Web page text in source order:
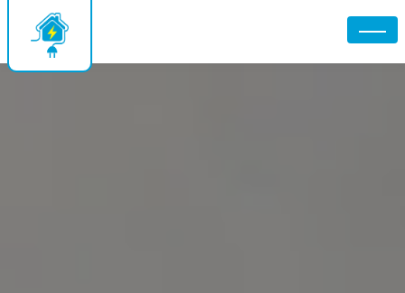
Panneau de gestion des cookies